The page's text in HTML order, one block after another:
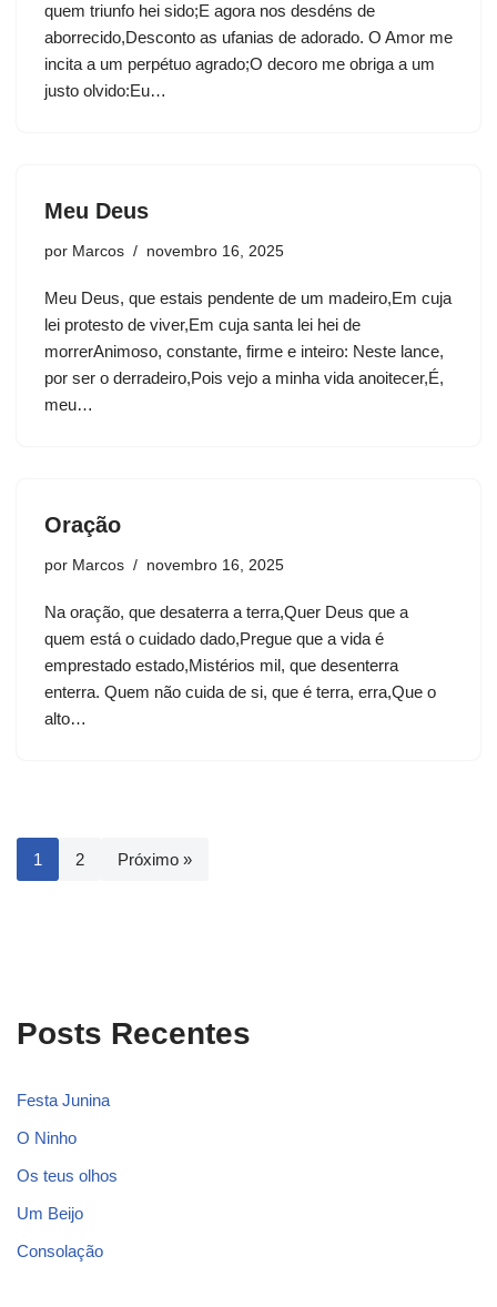
quem triunfo hei sido;E agora nos desdéns de
aborrecido,Desconto as ufanias de adorado. O Amor me
incita a um perpétuo agrado;O decoro me obriga a um
justo olvido:Eu…
Meu Deus
por Marcos novembro 16, 2025
Meu Deus, que estais pendente de um madeiro,Em cuja
lei protesto de viver,Em cuja santa lei hei de
morrerAnimoso, constante, firme e inteiro: Neste lance,
por ser o derradeiro,Pois vejo a minha vida anoitecer,É,
meu…
Oração
por Marcos novembro 16, 2025
Na oração, que desaterra a terra,Quer Deus que a
quem está o cuidado dado,Pregue que a vida é
emprestado estado,Mistérios mil, que desenterra
enterra. Quem não cuida de si, que é terra, erra,Que o
alto…
1 2 Próximo »
Posts Recentes
Festa Junina
O Ninho
Os teus olhos
Um Beijo
Consolação